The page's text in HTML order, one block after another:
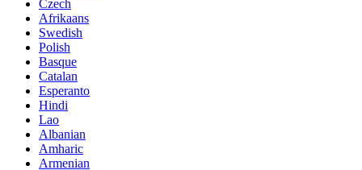
Czech
Afrikaans
Swedish
Polish
Basque
Catalan
Esperanto
Hindi
Lao
Albanian
Amharic
Armenian